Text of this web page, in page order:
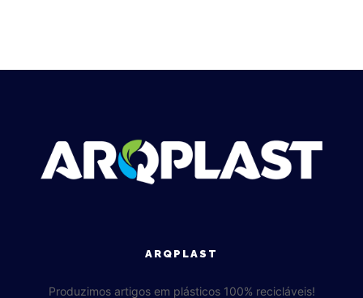
ARQPLAST
Produzimos artigos em plásticos 100% recicláveis!